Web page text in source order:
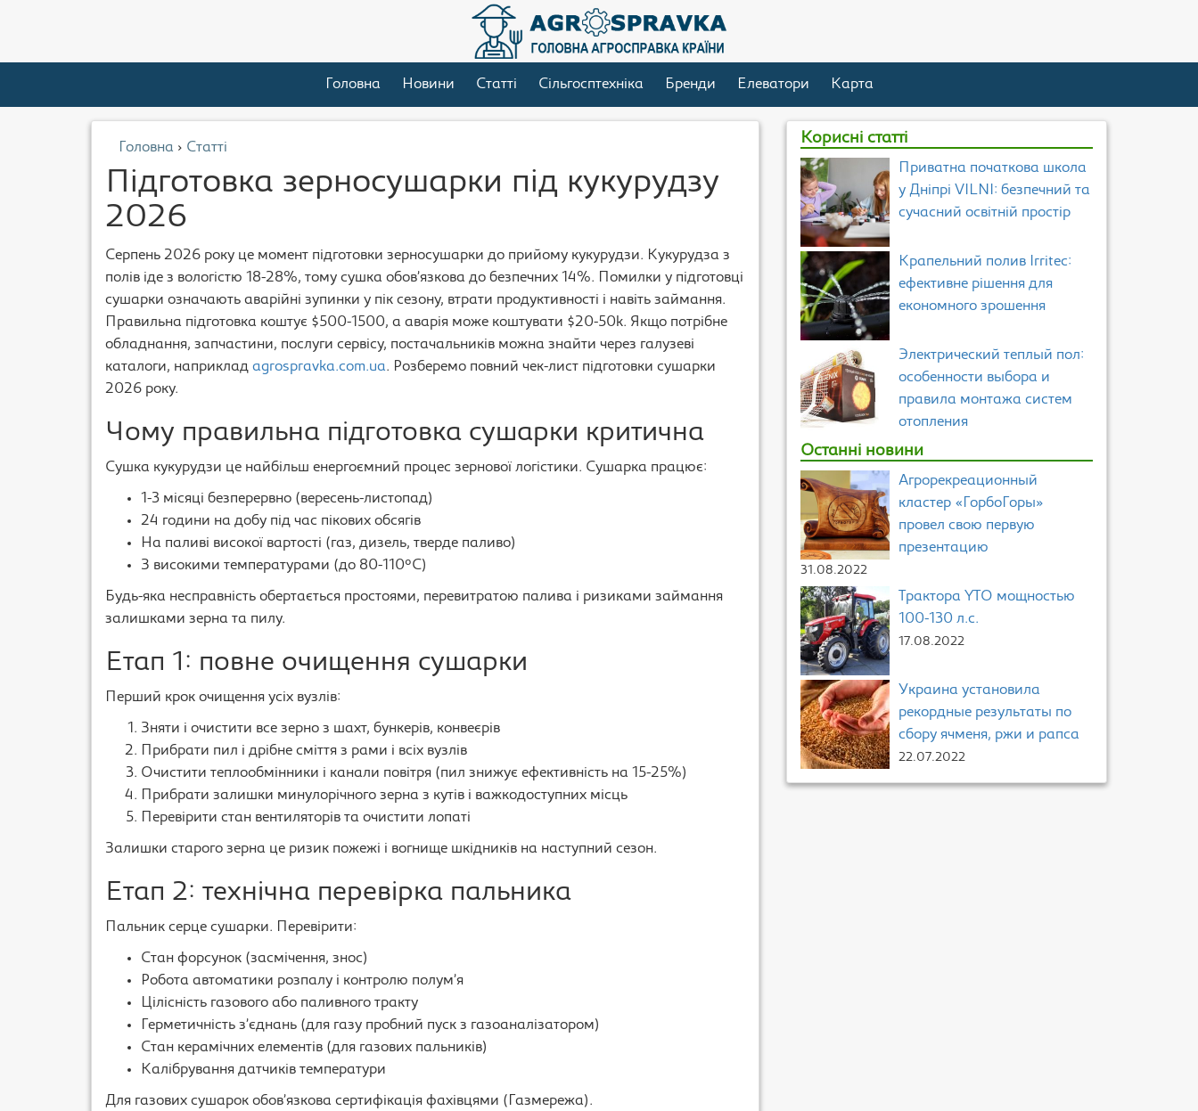
Головна Новини Статті Сільгосптехніка Бренди Елеватори Карта
Головна › Статті
Підготовка зерносушарки під кукурудзу
2026
Серпень 2026 року це момент підготовки зерносушарки до прийому кукурудзи. Кукурудза з
полів іде з вологістю 18-28%, тому сушка обов’язкова до безпечних 14%. Помилки у підготовці
сушарки означають аварійні зупинки у пік сезону, втрати продуктивності і навіть займання.
Правильна підготовка коштує $500-1500, а аварія може коштувати $20-50k. Якщо потрібне
обладнання, запчастини, послуги сервісу, постачальників можна знайти через галузеві
каталоги, наприклад agrospravka.com.ua. Розберемо повний чек-лист підготовки сушарки
2026 року.
Чому правильна підготовка сушарки критична
Сушка кукурудзи це найбільш енергоємний процес зернової логістики. Сушарка працює:
1-3 місяці безперервно (вересень-листопад)
24 години на добу під час пікових обсягів
На паливі високої вартості (газ, дизель, тверде паливо)
З високими температурами (до 80-110°C)
Будь-яка несправність обертається простоями, перевитратою палива і ризиками займання
залишками зерна та пилу.
Етап 1: повне очищення сушарки
Перший крок очищення усіх вузлів:
Зняти і очистити все зерно з шахт, бункерів, конвеєрів
Прибрати пил і дрібне сміття з рами і всіх вузлів
Очистити теплообмінники і канали повітря (пил знижує ефективність на 15-25%)
Прибрати залишки минулорічного зерна з кутів і важкодоступних місць
Перевірити стан вентиляторів та очистити лопаті
Залишки старого зерна це ризик пожежі і вогнище шкідників на наступний сезон.
Етап 2: технічна перевірка пальника
Пальник серце сушарки. Перевірити:
Стан форсунок (засмічення, знос)
Робота автоматики розпалу і контролю полум’я
Цілісність газового або паливного тракту
Герметичність з’єднань (для газу пробний пуск з газоаналізатором)
Стан керамічних елементів (для газових пальників)
Калібрування датчиків температури
Для газових сушарок обов’язкова сертифікація фахівцями (Газмережа).
Корисні статті
Приватна початкова школа
у Дніпрі VILNI: безпечний та
сучасний освітній простір
Крапельний полив Irritec:
ефективне рішення для
економного зрошення
Электрический теплый пол:
особенности выбора и
правила монтажа систем
отопления
Останні новини
Агрорекреационный
кластер «ГорбоГоры»
провел свою первую
презентацию
31.08.2022
Трактора YTO мощностью
100-130 л.с.
17.08.2022
Украина установила
рекордные результаты по
сбору ячменя, ржи и рапса
22.07.2022